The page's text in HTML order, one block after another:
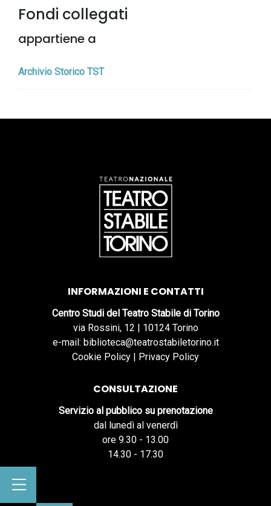
Fondi collegati
appartiene a
Archivio Storico TST
INFORMAZIONI E CONTATTI
Centro Studi del Teatro Stabile di Torino
via Rossini, 12 | 10124 Torino
e-mail: biblioteca@teatrostabiletorino.it
Cookie Policy | Privacy Policy
CONSULTAZIONE
Servizio al pubblico su prenotazione
dal lunedì al venerdì
ore 9.30 - 13.00
14.30 - 17.30